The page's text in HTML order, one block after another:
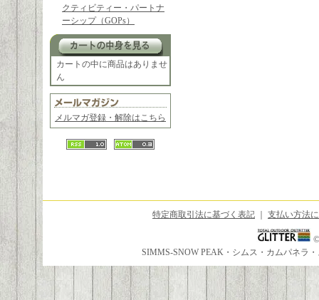
クティビティー・パートナ
ーシップ（GOPs）
カートの中に商品はありませ
ん
メルマガ登録・解除はこちら
特定商取引法に基づく表記 支払い方法
SIMMS-SNOW PEAK・シムス・カムパネラ